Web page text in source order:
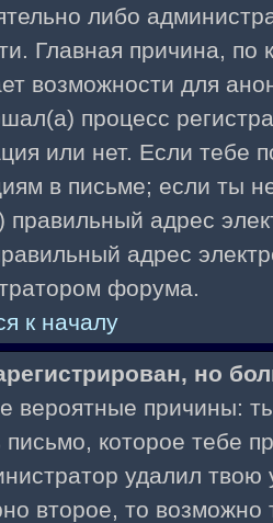
либо
Главная причина,
возможности для
процесс
или нет. Если тебе
в письме; если ты
правильный адрес
адрес
форума.
к началу
но
вероятные причины:
письмо, которое тебе
удалил твою
второе, то